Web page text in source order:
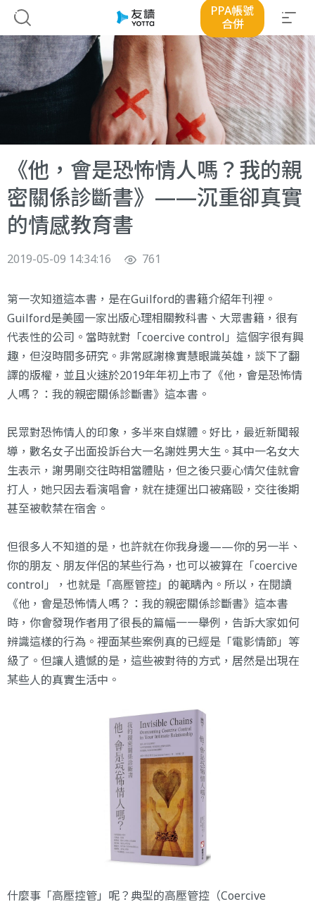
PPA帳號
合併
《他，會是恐怖情人嗎？我的親
密關係診斷書》——沉重卻真實
的情感教育書
2019-05-09 14:34:16 761
第一次知道這本書，是在Guilford的書籍介紹年刊裡。
Guilford是美國一家出版心理相關教科書、大眾書籍，很有
代表性的公司。當時就對「coercive control」這個字很有興
趣，但沒時間多研究。非常感謝橡實慧眼識英雄，談下了翻
譯的版權，並且火速於2019年年初上市了《他，會是恐怖情
人嗎？：我的親密關係診斷書》這本書。
民眾對恐怖情人的印象，多半來自媒體。好比， 最近新聞報
導 ，數名女子出面投訴台大一名謝姓男大生。其中一名女大
生表示，謝男剛交往時相當體貼，但之後只要心情欠佳就會
打人，她只因去看演唱會，就在捷運出口被痛毆，交往後期
甚至被軟禁在宿舍。
但很多人不知道的是，也許就在你我身邊——你的另一半、
你的朋友、朋友伴侶的某些行為，也可以被算在「coercive
control」，也就是「高壓管控」的範疇內。所以，在閱讀
《他，會是恐怖情人嗎？：我的親密關係診斷書》這本書
時，你會發現作者用了很長的篇幅一一舉例，告訴大家如何
辨識這樣的行為。裡面某些案例真的已經是「電影情節」等
級了。但讓人遺憾的是，這些被對待的方式，居然是出現在
某些人的真實生活中。
什麼事「高壓控管」呢？典型的高壓管控（Coercive